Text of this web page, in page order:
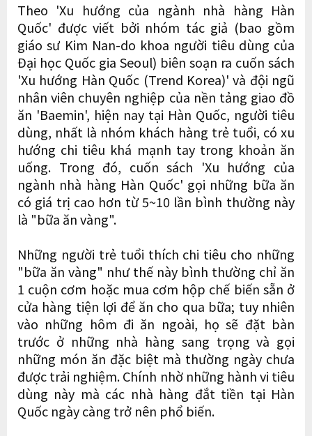
Theo 'Xu hướng của ngành nhà hàng Hàn
Quốc' được viết bởi nhóm tác giả (bao gồm
giáo sư Kim Nan-do khoa người tiêu dùng của
Đại học Quốc gia Seoul) biên soạn ra cuốn sách
'Xu hướng Hàn Quốc (Trend Korea)' và đội ngũ
nhân viên chuyên nghiệp của nền tảng giao đồ
ăn 'Baemin', hiện nay tại Hàn Quốc, người tiêu
dùng, nhất là nhóm khách hàng trẻ tuổi, có xu
hướng chi tiêu khá mạnh tay trong khoản ăn
uống. Trong đó, cuốn sách 'Xu hướng của
ngành nhà hàng Hàn Quốc' gọi những bữa ăn
có giá trị cao hơn từ 5~10 lần bình thường này
là "bữa ăn vàng".
Những người trẻ tuổi thích chi tiêu cho những
"bữa ăn vàng" như thế này bình thường chỉ ăn
1 cuộn cơm hoặc mua cơm hộp chế biến sẵn ở
cửa hàng tiện lợi để ăn cho qua bữa; tuy nhiên
vào những hôm đi ăn ngoài, họ sẽ đặt bàn
trước ở những nhà hàng sang trọng và gọi
những món ăn đặc biệt mà thường ngày chưa
được trải nghiệm. Chính nhờ những hành vi tiêu
dùng này mà các nhà hàng đắt tiền tại Hàn
Quốc ngày càng trở nên phổ biến.